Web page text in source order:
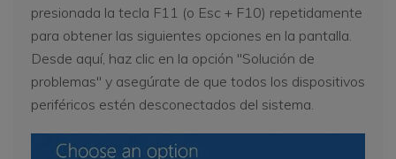
presionada la tecla F11 (o Esc + F10) repetidamente
para obtener las siguientes opciones en la pantalla.
Desde aquí, haz clic en la opción "Solución de
problemas" y asegúrate de que todos los dispositivos
periféricos estén desconectados del sistema.